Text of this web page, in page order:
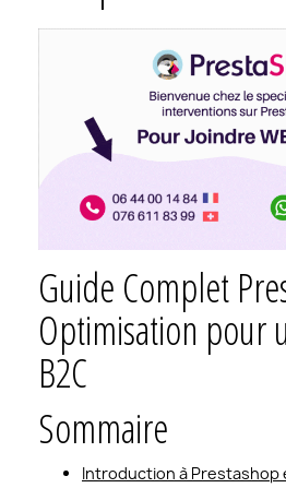
Guide Complet
Optimisation pour
B2C
Sommaire
Introduction à Prestashop